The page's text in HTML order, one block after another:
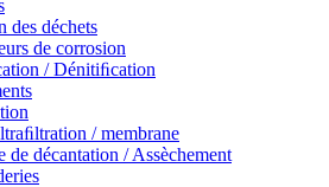
des déchets
de corrosion
/ Dénitiﬁcation
/ membrane
de décantation / Assèchement